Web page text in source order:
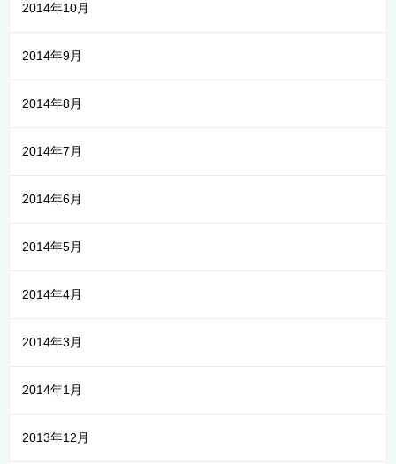
2014年10月
2014年9月
2014年8月
2014年7月
2014年6月
2014年5月
2014年4月
2014年3月
2014年1月
2013年12月